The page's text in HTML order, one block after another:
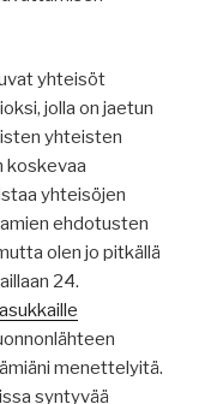
yhteisöt
jolla on jaetun
yhteisten
koskevaa
yhteisöjen
ehdotusten
olen jo pitkällä
24.
menettelyitä.
syntyvää